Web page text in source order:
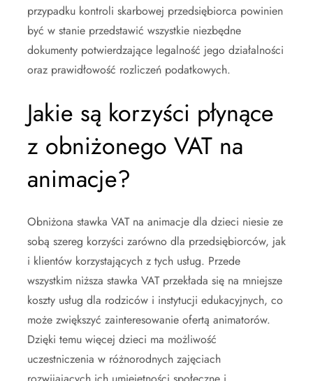
przypadku kontroli skarbowej przedsiębiorca powinien
być w stanie przedstawić wszystkie niezbędne
dokumenty potwierdzające legalność jego działalności
oraz prawidłowość rozliczeń podatkowych.
Jakie są korzyści płynące
z obniżonego VAT na
animacje?
Obniżona stawka VAT na animacje dla dzieci niesie ze
sobą szereg korzyści zarówno dla przedsiębiorców, jak
i klientów korzystających z tych usług. Przede
wszystkim niższa stawka VAT przekłada się na mniejsze
koszty usług dla rodziców i instytucji edukacyjnych, co
może zwiększyć zainteresowanie ofertą animatorów.
Dzięki temu więcej dzieci ma możliwość
uczestniczenia w różnorodnych zajęciach